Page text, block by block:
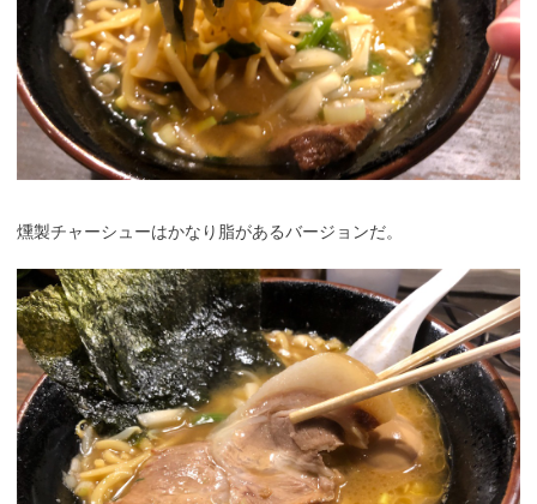
燻製チャーシューはかなり脂があるバージョンだ。